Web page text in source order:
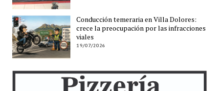
Conducción temeraria en Villa Dolores:
crece la preocupación por las infracciones
viales
19/07/2026